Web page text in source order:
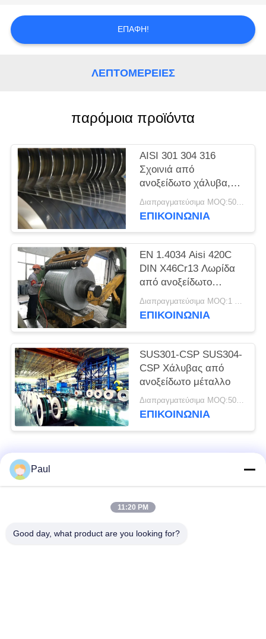
ΖΗΤΉΣΤΕ
ΑΠΌΣΠΑΣΜΑ
SITEMAP
PRIVACY
POLICY
ΕΠΑΦΉ!
ΛΕΠΤΟΜΈΡΕΙΕΣ
παρόμοια προϊόντα
AISI 301 304 316
Σχοινιά από
ανοξείδωτο χάλυβα,
λωρίδες ακριβείας,
φύλλα, πλάκες
Διαπραγματεύσιμα MOQ:500 κλ
ΕΠΙΚΟΙΝΩΝΊΑ
EN 1.4034 Aisi 420C
DIN X46Cr13 Λωρίδα
από ανοξείδωτο
χάλυβα ψυχρής
έλασης σε πηνίο
Διαπραγματεύσιμα MOQ:1 τόνος
ΕΠΙΚΟΙΝΩΝΊΑ
SUS301-CSP SUS304-
CSP Χάλυβας από
ανοξείδωτο μέταλλο
Διαπραγματεύσιμα MOQ:500 κλ
ΕΠΙΚΟΙΝΩΝΊΑ
Λαϊκή κατηγορία
Σκληραίνοντας
Paul
11:20 PM
Good day, what product are you looking for?